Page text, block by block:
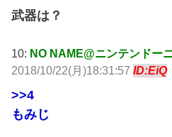
武器は？
10: NO NAME@ニンテンドー
2018/10/22(月)18:31:57ID:EiQ
>>4
もみじ